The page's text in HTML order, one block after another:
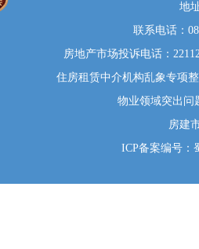
地
联系电话：
房地产市场投诉电话：
住房租赁中介机构乱象专项
物业领域突出问
房建
ICP备案编号：